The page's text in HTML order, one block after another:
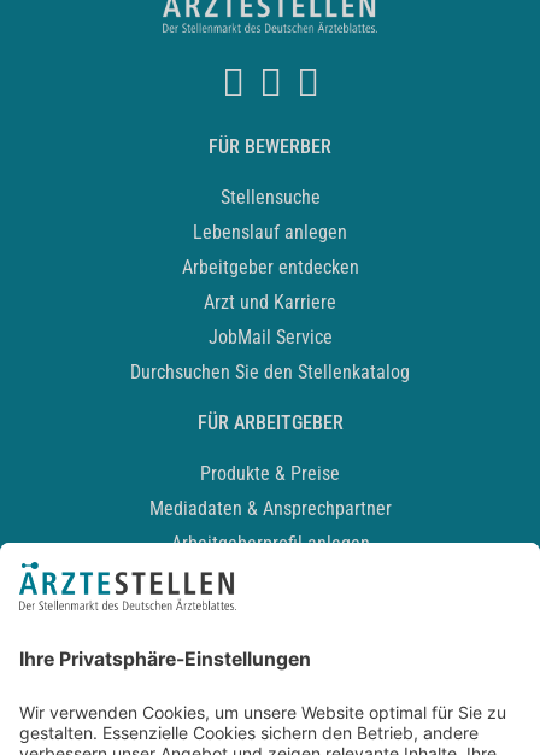
FÜR BEWERBER
Stellensuche
Lebenslauf anlegen
Arbeitgeber entdecken
Arzt und Karriere
JobMail Service
Durchsuchen Sie den Stellenkatalog
FÜR ARBEITGEBER
Produkte & Preise
Mediadaten & Ansprechpartner
Arbeitgeberprofil anlegen
Recruiting-Podcast
Kontakt
Datenschutz